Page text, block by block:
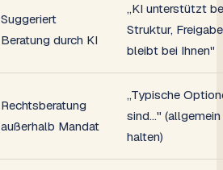
Suggeriert
Beratung durch KI
„KI unterstützt
Struktur, Freigabe
bleibt bei Ihnen"
Rechtsberatung
außerhalb Mandat
„Typische
sind…" (allgemein
halten)